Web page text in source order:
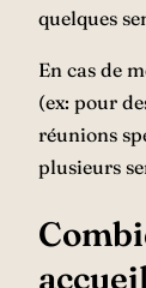
quelques
En cas de
(ex: pour
réunions
plusieurs